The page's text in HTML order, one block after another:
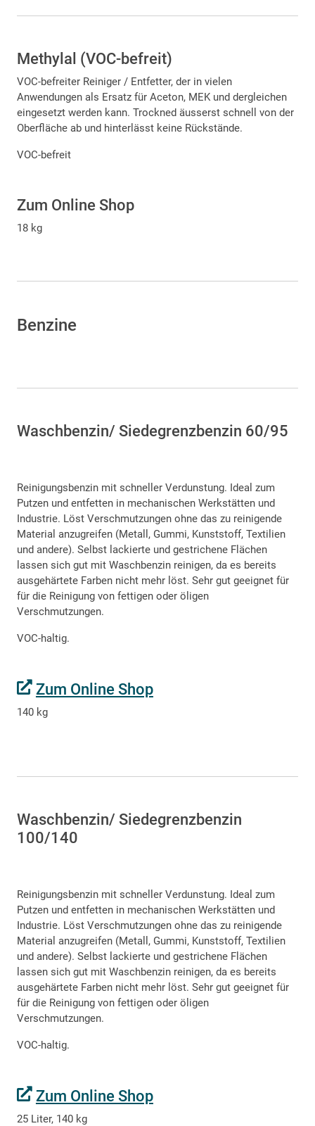
Methylal (VOC-befreit)
VOC-befreiter Reiniger / Entfetter, der in vielen
Anwendungen als Ersatz für Aceton, MEK und dergleichen
eingesetzt werden kann. Trockned äusserst schnell von der
Oberfläche ab und hinterlässt keine Rückstände.
VOC-befreit
Zum Online Shop
18 kg
Benzine
Waschbenzin/ Siedegrenzbenzin 60/95
Reinigungsbenzin mit schneller Verdunstung. Ideal zum
Putzen und entfetten in mechanischen Werkstätten und
Industrie. Löst Verschmutzungen ohne das zu reinigende
Material anzugreifen (Metall, Gummi, Kunststoff, Textilien
und andere). Selbst lackierte und gestrichene Flächen
lassen sich gut mit Waschbenzin reinigen, da es bereits
ausgehärtete Farben nicht mehr löst. Sehr gut geeignet für
für die Reinigung von fettigen oder öligen
Verschmutzungen.
VOC-haltig.
Zum Online Shop
140 kg
Waschbenzin/ Siedegrenzbenzin
100/140
Reinigungsbenzin mit schneller Verdunstung. Ideal zum
Putzen und entfetten in mechanischen Werkstätten und
Industrie. Löst Verschmutzungen ohne das zu reinigende
Material anzugreifen (Metall, Gummi, Kunststoff, Textilien
und andere). Selbst lackierte und gestrichene Flächen
lassen sich gut mit Waschbenzin reinigen, da es bereits
ausgehärtete Farben nicht mehr löst. Sehr gut geeignet für
für die Reinigung von fettigen oder öligen
Verschmutzungen.
VOC-haltig.
Zum Online Shop
25 Liter, 140 kg